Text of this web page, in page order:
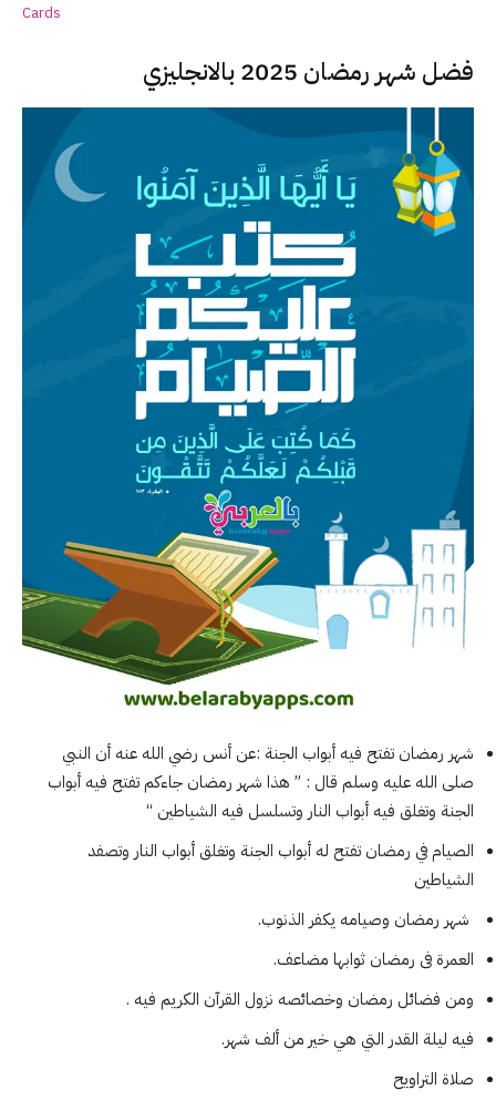
Cards
فضل شهر رمضان 2025 بالانجليزي
شهر رمضان تفتح فيه أبواب الجنة :عن أنس رضي الله عنه أن النبي
صلى الله عليه وسلم قال : ” هذا شهر رمضان جاءكم تفتح فيه أبواب
الجنة وتغلق فيه أبواب النار وتسلسل فيه الشياطين “
الصيام في رمضان تفتح له أبواب الجنة وتغلق أبواب النار وتصفد
الشياطين
شهر رمضان وصيامه يكفر الذنوب.
العمرة فى رمضان ثوابها مضاعف.
ومن فضائل رمضان وخصائصه نزول القرآن الكريم فيه .
فيه ليلة القدر التي هي خير من ألف شهر.
صلاة التراويح